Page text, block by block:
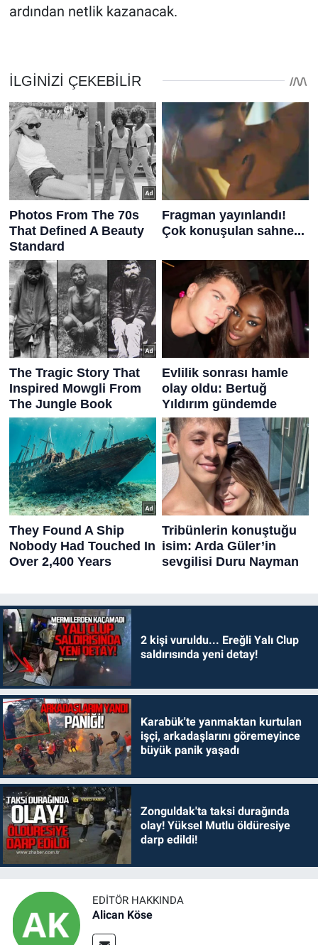
ardından netlik kazanacak.
2 kişi vuruldu... Ereğli Yalı Clup
saldırısında yeni detay!
Karabük'te yanmaktan kurtulan
işçi, arkadaşlarını göremeyince
büyük panik yaşadı
Zonguldak'ta taksi durağında
olay! Yüksel Mutlu öldüresiye
darp edildi!
EDITÖR HAKKINDA
Alican Köse